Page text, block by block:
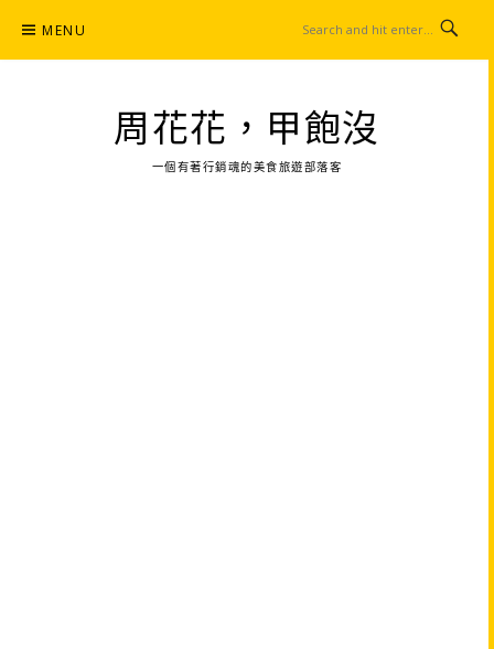
content
MENU
周花花，甲飽沒
一個有著行銷魂的美食旅遊部落客